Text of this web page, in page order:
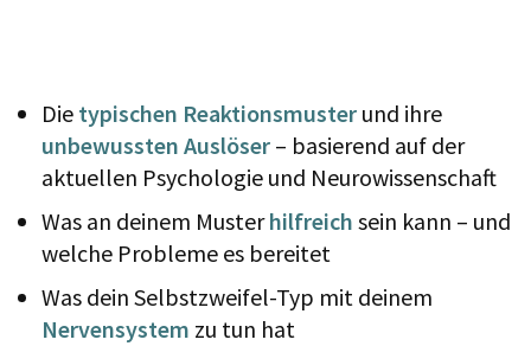
Die typischen Reaktionsmuster und ihre
unbewussten Auslöser – basierend auf der
aktuellen Psychologie und Neurowissenschaft
Was an deinem Musterhilfreich sein kann – und
welche Probleme es bereitet
Was dein Selbstzweifel-Typ mit deinem
Nervensystem zu tun hat